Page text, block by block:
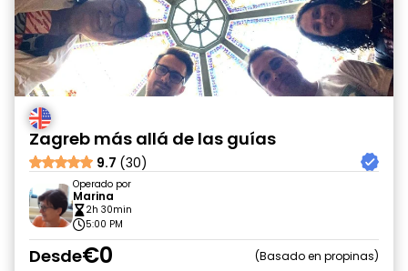
Zagreb más allá de las guías
9.7 (30)
Operado por
Marina
2h 30min
5:00 PM
Desde€0 Basado en propinas